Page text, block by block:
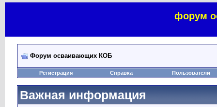
форум
Форум осваивающих КОБ
Регистрация Справка Пользователи
Важная информация